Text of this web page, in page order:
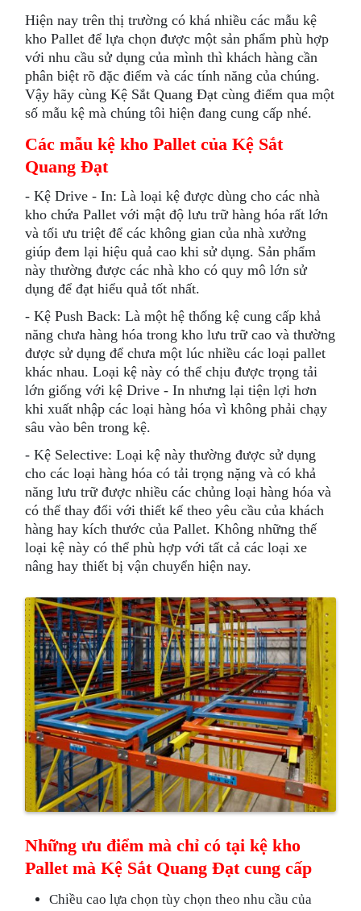
Hiện nay trên thị trường có khá nhiều các mẫu kệ
kho Pallet để lựa chọn được một sản phẩm phù hợp
với nhu cầu sử dụng của mình thì khách hàng cần
phân biệt rõ đặc điểm và các tính năng của chúng.
Vậy hãy cùng Kệ Sắt Quang Đạt cùng điểm qua một
số mẫu kệ mà chúng tôi hiện đang cung cấp nhé.
Các mẫu kệ kho Pallet của Kệ Sắt
Quang Đạt
- Kệ Drive - In: Là loại kệ được dùng cho các nhà
kho chứa Pallet với mật độ lưu trữ hàng hóa rất lớn
và tối ưu triệt để các không gian của nhà xưởng
giúp đem lại hiệu quả cao khi sử dụng. Sản phẩm
này thường được các nhà kho có quy mô lớn sử
dụng để đạt hiểu quả tốt nhất.
- Kệ Push Back: Là một hệ thống kệ cung cấp khả
năng chưa hàng hóa trong kho lưu trữ cao và thường
được sử dụng để chưa một lúc nhiều các loại pallet
khác nhau. Loại kệ này có thể chịu được trọng tải
lớn giống với kệ Drive - In nhưng lại tiện lợi hơn
khi xuất nhập các loại hàng hóa vì không phải chạy
sâu vào bên trong kệ.
- Kệ Selective: Loại kệ này thường được sử dụng
cho các loại hàng hóa có tải trọng nặng và có khả
năng lưu trữ được nhiều các chủng loại hàng hóa và
có thể thay đổi với thiết kế theo yêu cầu của khách
hàng hay kích thước của Pallet. Không những thế
loại kệ này có thể phù hợp với tất cả các loại xe
nâng hay thiết bị vận chuyển hiện nay.
Những ưu điểm mà chỉ có tại kệ kho
Pallet mà Kệ Sắt Quang Đạt cung cấp
Chiều cao lựa chọn tùy chọn theo nhu cầu của